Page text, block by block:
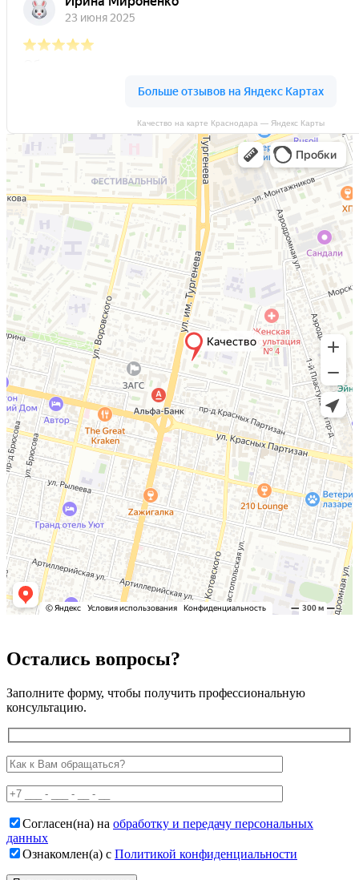
Качество на карте Краснодара — Яндекс Карты
Остались вопросы?
Заполните форму, чтобы получить профессиональную
консультацию.
Согласен(на) на обработку и передачу персональных
данных
Ознакомлен(а) с Политикой конфиденциальности